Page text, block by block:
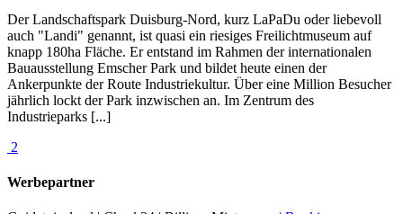
Der Landschaftspark Duisburg-Nord, kurz LaPaDu oder liebevoll
auch "Landi" genannt, ist quasi ein riesiges Freilichtmuseum auf
knapp 180ha Fläche. Er entstand im Rahmen der internationalen
Bauausstellung Emscher Park und bildet heute einen der
Ankerpunkte der Route Industriekultur. Über eine Million Besucher
jährlich lockt der Park inzwischen an. Im Zentrum des
Industrieparks [...]
2
Werbepartner